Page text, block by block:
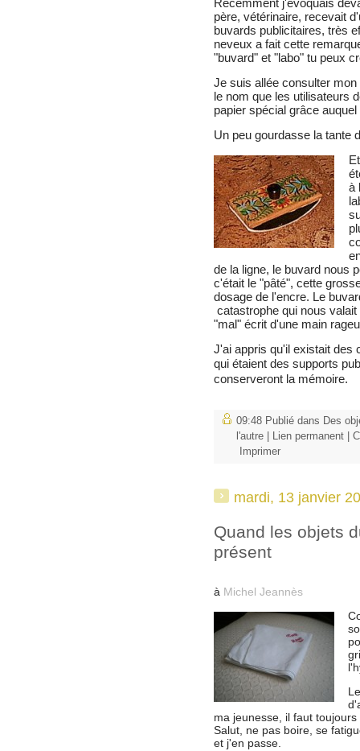
Récemment j'évoquais
père, vétérinaire, recevait
buvards publicitaires, très
neveux a fait cette
"buvard" et "labo" tu peux
Je suis allée consulter
le nom que les utilisateurs
papier spécial grâce
Un peu gourdasse la tante
à
de la ligne, le buvard nous
c'était le "pâté", cette
dosage de l'encre. Le
catastrophe qui nous
"mal" écrit d'une main
J'ai appris qu'il existait des
qui étaient des supports
conserveront la mémoire.
09:48 Publié dans Des
l'autre
Lien permanent
Imprimer
mardi, 13 janvier
Quand les objets
présent
à Michel Jeannès
ma jeunesse, il faut
Salut, ne pas boire, se
et j'en passe.